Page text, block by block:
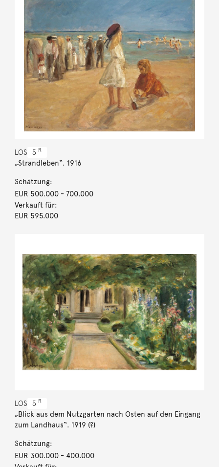
LOS 5 R
„Strandleben“. 1916
Schätzung:
EUR 500.000- 700.000
Verkauft für:
EUR 595.000
LOS 5 R
„Blick aus dem Nutzgarten nach Osten auf den Eingang
zum Landhaus“. 1919 (?)
Schätzung:
EUR 300.000- 400.000